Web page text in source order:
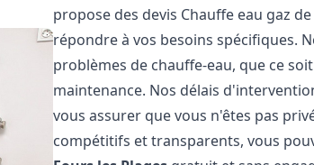
propose des devis Chauffe eau gaz
répondre à vos besoins spécifiques.
problèmes de chauffe-eau, que ce
maintenance. Nos délais
vous assurer que vous n'êtes pas
compétitifs et transparents, vous